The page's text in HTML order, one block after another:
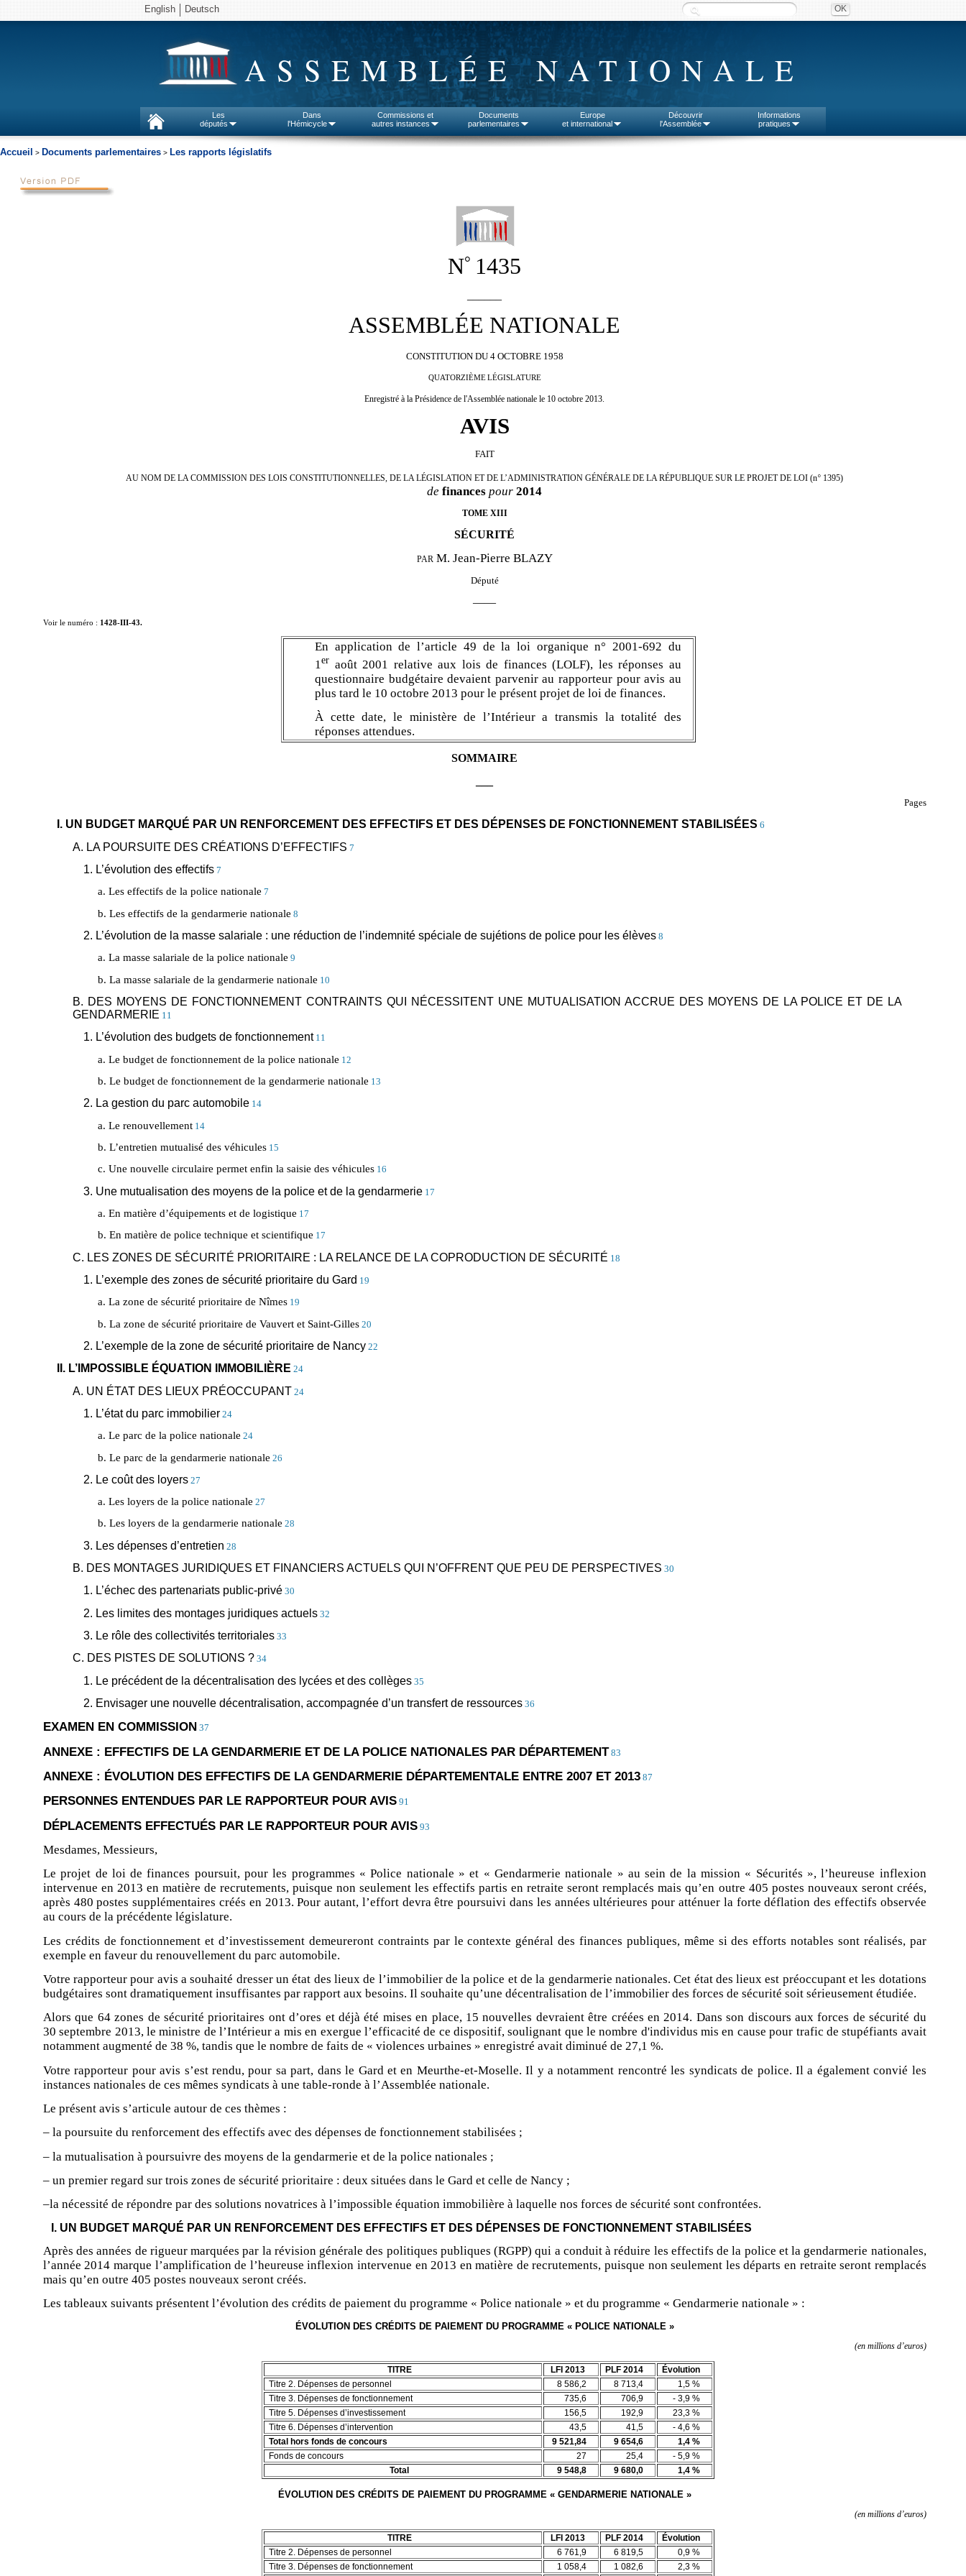
English Deutsch
ASSEMBLÉE NATIONALE
Les
députés
Dans
l'Hémicycle
Commissions et
autres instances
Documents
parlementaires
Europe
et international
Découvrir
l'Assemblée
Informations
pratiques
Accueil > Documents parlementaires > Les rapports législatifs
N° 1435
ASSEMBLÉE NATIONALE
CONSTITUTION DU 4 OCTOBRE 1958
QUATORZIÈME LÉGISLATURE
Enregistré à la Présidence de l'Assemblée nationale le 10 octobre 2013.
AVIS
FAIT
AU NOM DE LA COMMISSION DES LOIS CONSTITUTIONNELLES, DE LA LÉGISLATION ET DE L’ADMINISTRATION GÉNÉRALE DE LA RÉPUBLIQUE SUR LE PROJET DE LOI (n° 1395)
definances pour 2014
TOME XIII
SÉCURITÉ
PAR M. Jean-Pierre BLAZY
Député
——
Voir le numéro : 1428-III-43.
En application de l’article 49 de la loi organique n° 2001-692 du
1er août 2001 relative aux lois de finances (LOLF), les réponses au
questionnaire budgétaire devaient parvenir au rapporteur pour avis au
plus tard le 10 octobre 2013 pour le présent projet de loi de finances.
À cette date, le ministère de l’Intérieur a transmis la totalité des
réponses attendues.
SOMMAIRE
Pages
I. UN BUDGET MARQUÉ PAR UN RENFORCEMENT DES EFFECTIFS ET DES DÉPENSES DE FONCTIONNEMENT STABILISÉES 6
A. LA POURSUITE DES CRÉATIONS D’EFFECTIFS 7
1. L’évolution des effectifs7
a. Les effectifs de la police nationale 7
b. Les effectifs de la gendarmerie nationale 8
2. L’évolution de la masse salariale : une réduction de l’indemnité spéciale de sujétions de police pour les élèves8
a. La masse salariale de la police nationale 9
b. La masse salariale de la gendarmerie nationale 10
B. DES MOYENS DE FONCTIONNEMENT CONTRAINTS QUI NÉCESSITENT UNE MUTUALISATION ACCRUE DES MOYENS DE LA POLICE ET DE LA
GENDARMERIE 11
1. L’évolution des budgets de fonctionnement11
a. Le budget de fonctionnement de la police nationale 12
b. Le budget de fonctionnement de la gendarmerie nationale 13
2. La gestion du parc automobile14
a. Le renouvellement14
b. L’entretien mutualisé des véhicules15
c. Une nouvelle circulaire permet enfin la saisie des véhicules16
3. Une mutualisation des moyens de la police et de la gendarmerie17
a. En matière d’équipements et de logistique 17
b. En matière de police technique et scientifique 17
C. LES ZONES DE SÉCURITÉ PRIORITAIRE : LA RELANCE DE LA COPRODUCTION DE SÉCURITÉ 18
1. L’exemple des zones de sécurité prioritaire du Gard 19
a. La zone de sécurité prioritaire de Nîmes19
b. La zone de sécurité prioritaire de Vauvert et Saint-Gilles20
2. L’exemple de la zone de sécurité prioritaire de Nancy22
II. L’IMPOSSIBLE ÉQUATION IMMOBILIÈRE 24
A. UN ÉTAT DES LIEUX PRÉOCCUPANT 24
1. L’état du parc immobilier24
a. Le parc de la police nationale 24
b. Le parc de la gendarmerie nationale 26
2. Le coût des loyers27
a. Les loyers de la police nationale 27
b. Les loyers de la gendarmerie nationale 28
3. Les dépenses d’entretien 28
B. DES MONTAGES JURIDIQUES ET FINANCIERS ACTUELS QUI N’OFFRENT QUE PEU DE PERSPECTIVES 30
1. L’échec des partenariats public-privé30
2. Les limites des montages juridiques actuels32
3. Le rôle des collectivités territoriales33
C. DES PISTES DE SOLUTIONS ? 34
1. Le précédent de la décentralisation des lycées et des collèges35
2. Envisager une nouvelle décentralisation, accompagnée d’un transfert de ressources36
EXAMEN EN COMMISSION 37
ANNEXE : EFFECTIFS DE LA GENDARMERIE ET DE LA POLICE NATIONALES PAR DÉPARTEMENT 83
ANNEXE : ÉVOLUTION DES EFFECTIFS DE LA GENDARMERIE DÉPARTEMENTALE ENTRE 2007 ET 201387
PERSONNES ENTENDUES PAR LE RAPPORTEUR POUR AVIS91
DÉPLACEMENTS EFFECTUÉS PAR LE RAPPORTEUR POUR AVIS93
Mesdames, Messieurs,
Le projet de loi de finances poursuit, pour les programmes « Police nationale » et « Gendarmerie nationale » au sein de la mission « Sécurités », l’heureuse inflexion
intervenue en 2013 en matière de recrutements, puisque non seulement les effectifs partis en retraite seront remplacés mais qu’en outre 405 postes nouveaux seront créés,
après 480 postes supplémentaires créés en 2013. Pour autant, l’effort devra être poursuivi dans les années ultérieures pour atténuer la forte déflation des effectifs observée
au cours de la précédente législature.
Les crédits de fonctionnement et d’investissement demeureront contraints par le contexte général des finances publiques, même si des efforts notables sont réalisés, par
exemple en faveur du renouvellement du parc automobile.
Votre rapporteur pour avis a souhaité dresser un état des lieux de l’immobilier de la police et de la gendarmerie nationales. Cet état des lieux est préoccupant et les dotations
budgétaires sont dramatiquement insuffisantes par rapport aux besoins. Il souhaite qu’une décentralisation de l’immobilier des forces de sécurité soit sérieusement étudiée.
Alors que 64 zones de sécurité prioritaires ont d’ores et déjà été mises en place, 15 nouvelles devraient être créées en 2014. Dans son discours aux forces de sécurité du
30 septembre 2013, le ministre de l’Intérieur a mis en exergue l’efficacité de ce dispositif, soulignant que le nombre d'individus mis en cause pour trafic de stupéfiants avait
notamment augmenté de 38 %, tandis que le nombre de faits de « violences urbaines » enregistré avait diminué de 27,1 %.
Votre rapporteur pour avis s’est rendu, pour sa part, dans le Gard et en Meurthe-et-Moselle. Il y a notamment rencontré les syndicats de police. Il a également convié les
instances nationales de ces mêmes syndicats à une table-ronde à l’Assemblée nationale.
Le présent avis s’articule autour de ces thèmes :
– la poursuite du renforcement des effectifs avec des dépenses de fonctionnement stabilisées ;
– la mutualisation à poursuivre des moyens de la gendarmerie et de la police nationales ;
– un premier regard sur trois zones de sécurité prioritaire : deux situées dans le Gard et celle de Nancy ;
–la nécessité de répondre par des solutions novatrices à l’impossible équation immobilière à laquelle nos forces de sécurité sont confrontées.
I. UN BUDGET MARQUÉ PAR UN RENFORCEMENT DES EFFECTIFS ET DES DÉPENSES DE FONCTIONNEMENT STABILISÉES
Après des années de rigueur marquées par la révision générale des politiques publiques (RGPP) qui a conduit à réduire les effectifs de la police et la gendarmerie nationales,
l’année 2014 marque l’amplification de l’heureuse inflexion intervenue en 2013 en matière de recrutements, puisque non seulement les départs en retraite seront remplacés
mais qu’en outre 405 postes nouveaux seront créés.
Les tableaux suivants présentent l’évolution des crédits de paiement du programme « Police nationale » et du programme « Gendarmerie nationale » :
ÉVOLUTION DES CRÉDITS DE PAIEMENT DU PROGRAMME « POLICE NATIONALE »
(en millions d’euros)
TITRE LFI 2013 PLF 2014
Évolution
Titre 2. Dépenses de personnel
8 586,2 8 713,4
1,5 %
Titre 3. Dépenses de fonctionnement
735,6 706,9
- 3,9 %
Titre 5. Dépenses d’investissement
156,5 192,9
23,3 %
Titre 6. Dépenses d’intervention
43,5 41,5
- 4,6 %
Total hors fonds de concours
9 521,84 9 654,6
1,4 %
Fonds de concours
27 25,4
- 5,9 %
Total
9 548,8 9 680,0 1,4 %
ÉVOLUTION DES CRÉDITS DE PAIEMENT DU PROGRAMME « GENDARMERIE NATIONALE »
(en millions d’euros)
TITRE LFI 2013 PLF 2014
Évolution
Titre 2. Dépenses de personnel
6 761,9 6 819,5
0,9 %
Titre 3. Dépenses de fonctionnement
1 058,4 1 082,6 2,3 %